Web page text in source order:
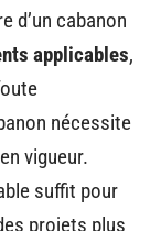
d’un cabanon
applicables,
nécessite
vigueur.
suffit pour
projets plus